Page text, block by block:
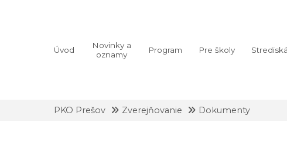
Úvod
Novinky a
oznamy
Program Pre školy Strediská
PKO Prešov Zverejňovanie Dokumenty